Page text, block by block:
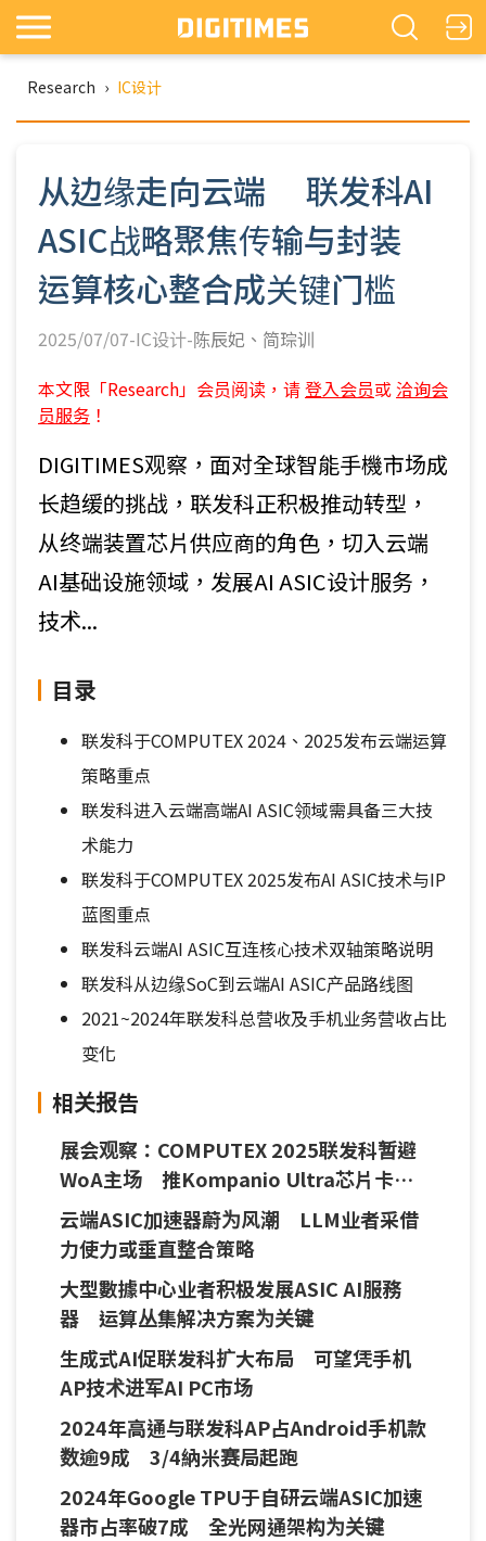
Research › IC设计
从边缘走向云端 联发科AI
ASIC战略聚焦传输与封装
运算核心整合成关键门槛
2025/07/07-IC设计-陈辰妃
简琮训
本文限「Research」会员阅读，请登入会员或 洽询会
员服务 ！
DIGITIMES观察，面对全球智能手機市场成
长趋缓的挑战，联发科正积极推动转型，
从终端装置芯片供应商的角色，切入云端
AI基础设施领域，发展AI ASIC设计服务，
技术...
目录
联发科于COMPUTEX 2024、2025发布云端运算
策略重点
联发科进入云端高端AI ASIC领域需具备三大技
术能力
联发科于COMPUTEX 2025发布AI ASIC技术与IP
蓝图重点
联发科云端AI ASIC互连核心技术双轴策略说明
联发科从边缘SoC到云端AI ASIC产品路线图
2021~2024年联发科总营收及手机业务营收占比
变化
相关报告
展会观察：COMPUTEX 2025联发科暂避
WoA主场 推Kompanio Ultra芯片卡位
Chromebook AI PC生态
云端ASIC加速器蔚为风潮 LLM业者采借
力使力或垂直整合策略
大型數據中心业者积极发展ASIC AI服務
器 运算丛集解决方案为关键
生成式AI促联发科扩大布局 可望凭手机
AP技术进军AI PC市场
2024年高通与联发科AP占Android手机款
数逾9成 3/4納米赛局起跑
2024年Google TPU于自研云端ASIC加速
器市占率破7成 全光网通架构为关键